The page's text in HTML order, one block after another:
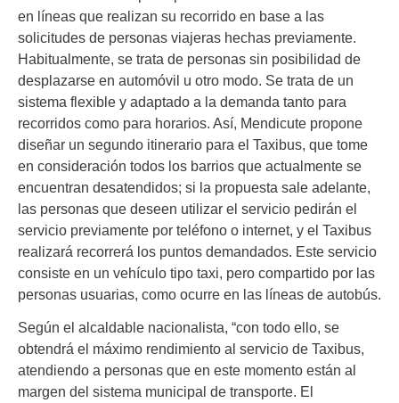
en líneas que realizan su recorrido en base a las
solicitudes de personas viajeras hechas previamente.
Habitualmente, se trata de personas sin posibilidad de
desplazarse en automóvil u otro modo. Se trata de un
sistema flexible y adaptado a la demanda tanto para
recorridos como para horarios. Así, Mendicute propone
diseñar un segundo itinerario para el Taxibus, que tome
en consideración todos los barrios que actualmente se
encuentran desatendidos; si la propuesta sale adelante,
las personas que deseen utilizar el servicio pedirán el
servicio previamente por teléfono o internet, y el Taxibus
realizará recorrerá los puntos demandados. Este servicio
consiste en un vehículo tipo taxi, pero compartido por las
personas usuarias, como ocurre en las líneas de autobús.
Según el alcaldable nacionalista, “con todo ello, se
obtendrá el máximo rendimiento al servicio de Taxibus,
atendiendo a personas que en este momento están al
margen del sistema municipal de transporte. El